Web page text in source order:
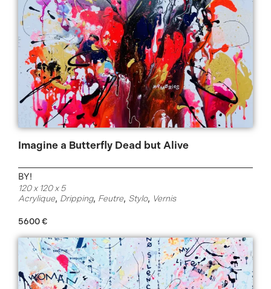
Imagine a Butterfly Dead but Alive
BY!
120 x 120 x 5
Acrylique, Dripping, Feutre, Stylo, Vernis
5600€